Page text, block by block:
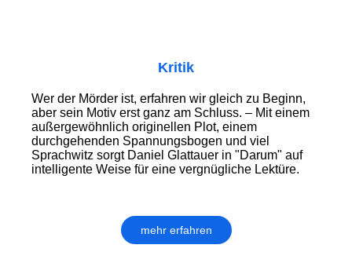
Kritik
Wer der Mörder ist, erfahren wir gleich zu Beginn,
aber sein Motiv erst ganz am Schluss. – Mit einem
außergewöhnlich originellen Plot, einem
durchgehenden Spannungsbogen und viel
Sprachwitz sorgt Daniel Glattauer in "Darum" auf
intelligente Weise für eine vergnügliche Lektüre.
mehr erfahren